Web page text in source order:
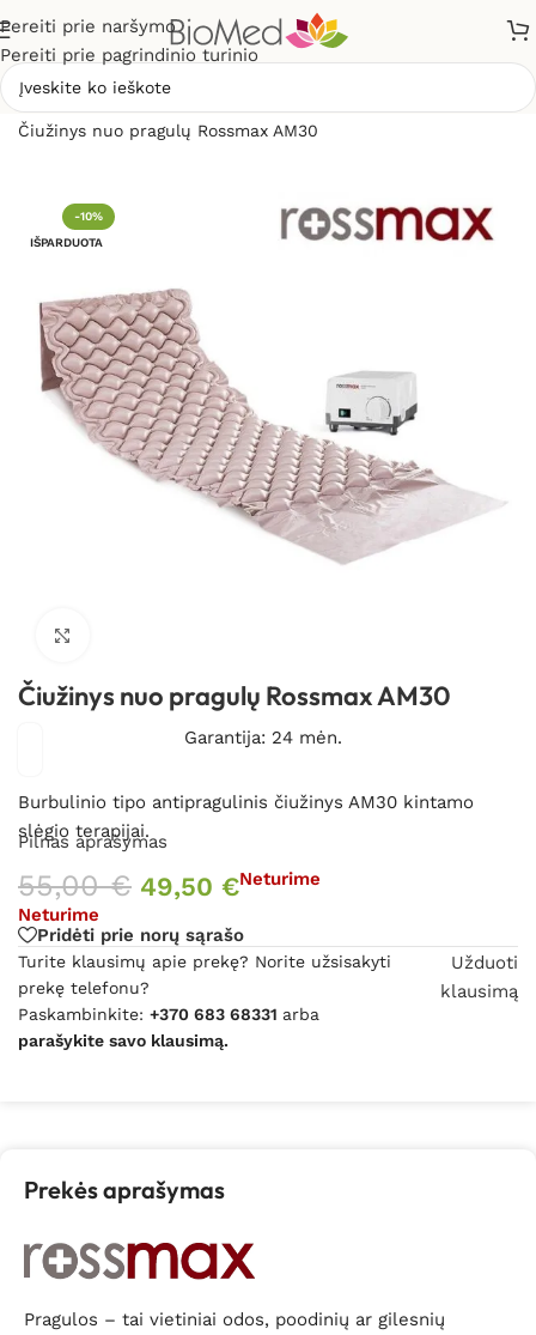
Pereiti prie naršymo
Pereiti prie pagrindinio turinio
Čiužinys nuo pragulų Rossmax AM30
-10%
IŠPARDUOTA
Čiužinys nuo pragulų Rossmax AM30
Garantija: 24 mėn.
Burbulinio tipo antipragulinis čiužinys AM30 kintamo
slėgio terapijai.
Pilnas aprašymas
55,00€ 49,50 €Neturime
Neturime
Pridėti prie norų sąrašo
Turite klausimų apie prekę? Norite užsisakyti
prekę telefonu?
Paskambinkite: +370 683 68331 arba
parašykite savo klausimą.
Užduoti
klausimą
Prekės aprašymas
Pragulos – tai vietiniai odos, poodinių ar gilesnių